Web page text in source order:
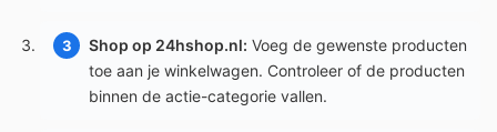
Shop op 24hshop.nl: Voeg de gewenste producten
toe aan je winkelwagen. Controleer of de producten
binnen de actie-categorie vallen.